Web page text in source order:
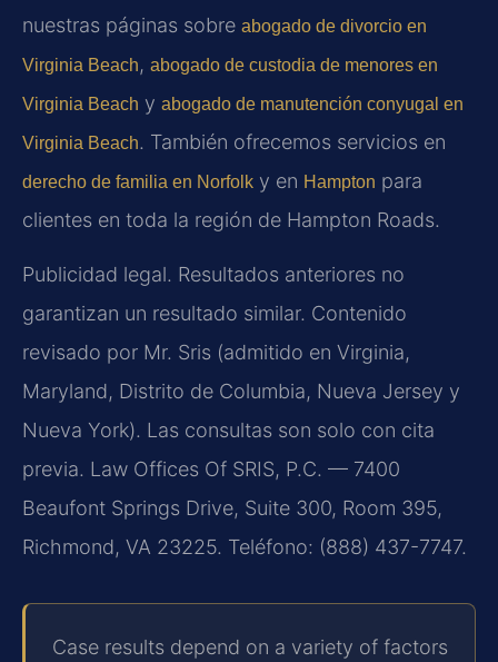
nuestras páginas sobre abogado de divorcio en
Virginia Beach, abogado de custodia de menores en
Virginia Beach y abogado de manutención conyugal en
Virginia Beach. También ofrecemos servicios en
derecho de familia en Norfolk y en Hampton para
clientes en toda la región de Hampton Roads.
Publicidad legal. Resultados anteriores no
garantizan un resultado similar. Contenido
revisado por Mr. Sris (admitido en Virginia,
Maryland, Distrito de Columbia, Nueva Jersey y
Nueva York). Las consultas son solo con cita
previa. Law Offices Of SRIS, P.C. — 7400
Beaufont Springs Drive, Suite 300, Room 395,
Richmond, VA 23225. Teléfono: (888) 437-7747.
Case results depend on a variety of factors